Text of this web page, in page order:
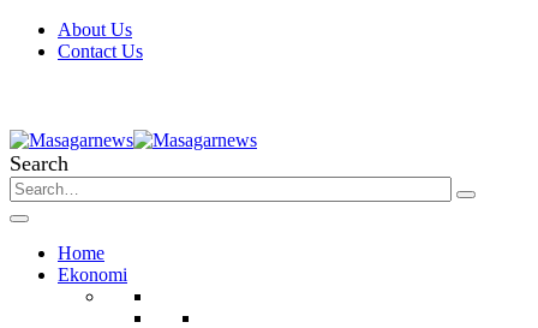
About Us
Contact Us
Search
Home
Ekonomi